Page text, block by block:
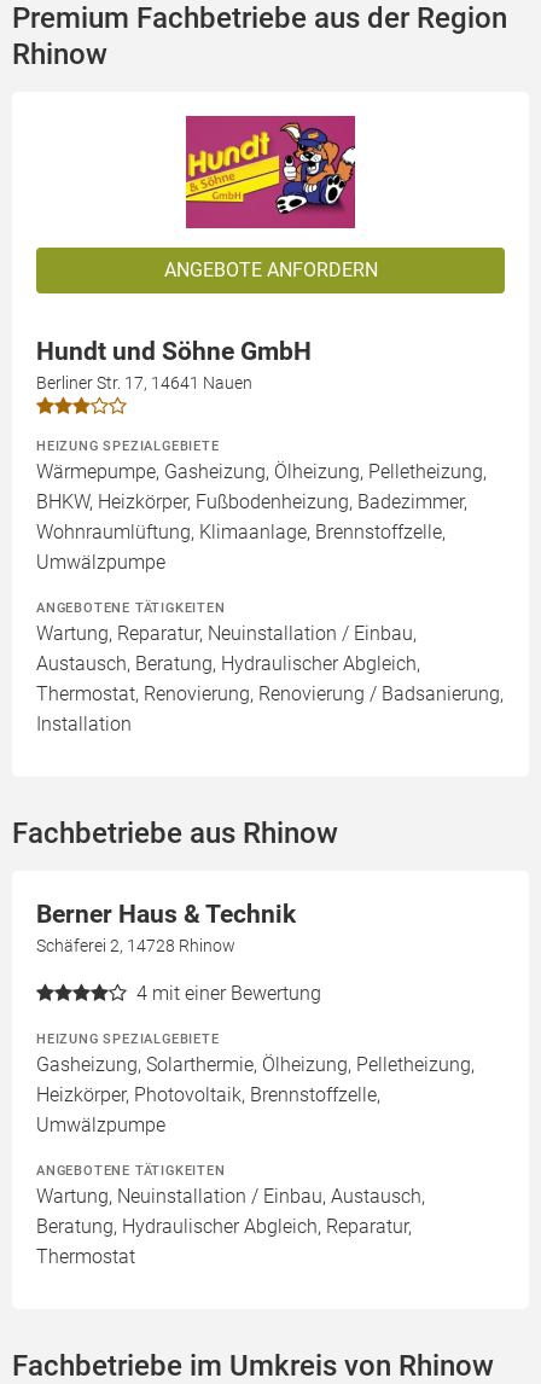
Premium Fachbetriebe aus der Region
Rhinow
ANGEBOTE ANFORDERN
Hundt und Söhne GmbH
Berliner Str. 17, 14641 Nauen
HEIZUNG SPEZIALGEBIETE
Wärmepumpe, Gasheizung, Ölheizung, Pelletheizung,
BHKW, Heizkörper, Fußbodenheizung, Badezimmer,
Wohnraumlüftung, Klimaanlage, Brennstoffzelle,
Umwälzpumpe
ANGEBOTENE TÄTIGKEITEN
Wartung, Reparatur, Neuinstallation / Einbau,
Austausch, Beratung, Hydraulischer Abgleich,
Thermostat, Renovierung, Renovierung / Badsanierung,
Installation
Fachbetriebe aus Rhinow
Berner Haus & Technik
Schäferei 2, 14728 Rhinow
4 mit einer Bewertung
HEIZUNG SPEZIALGEBIETE
Gasheizung, Solarthermie, Ölheizung, Pelletheizung,
Heizkörper, Photovoltaik, Brennstoffzelle,
Umwälzpumpe
ANGEBOTENE TÄTIGKEITEN
Wartung, Neuinstallation / Einbau, Austausch,
Beratung, Hydraulischer Abgleich, Reparatur,
Thermostat
Fachbetriebe im Umkreis von Rhinow